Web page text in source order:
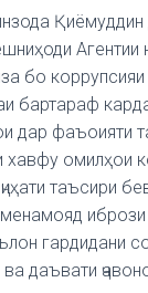
Агентии
бо
бартараф
дар фаъоияти
омилҳои
таъсири
гардидани
даъвати